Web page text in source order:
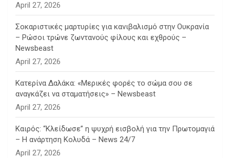
April 27, 2026
Σοκαριστικές μαρτυρίες για κανιβαλισμό στην Ουκρανία
– Ρώσοι τρώνε ζωντανούς φίλους και εχθρούς –
Newsbeast
April 27, 2026
Κατερίνα Δαλάκα: «Μερικές φορές το σώμα σου σε
αναγκάζει να σταματήσεις» – Newsbeast
April 27, 2026
Καιρός: “Κλείδωσε” η ψυχρή εισβολή για την Πρωτομαγιά
– Η ανάρτηση Κολυδά – News 24/7
April 27, 2026